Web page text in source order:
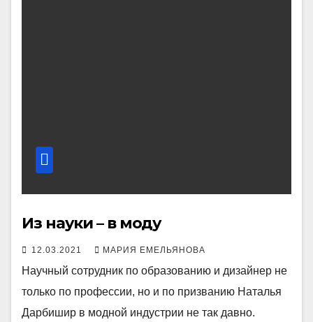
Из науки – в моду
12.03.2021 МАРИЯ ЕМЕЛЬЯНОВА
Научный сотрудник по образованию и дизайнер не
только по профессии, но и по призванию Наталья
Дарбишир в модной индустрии не так давно.